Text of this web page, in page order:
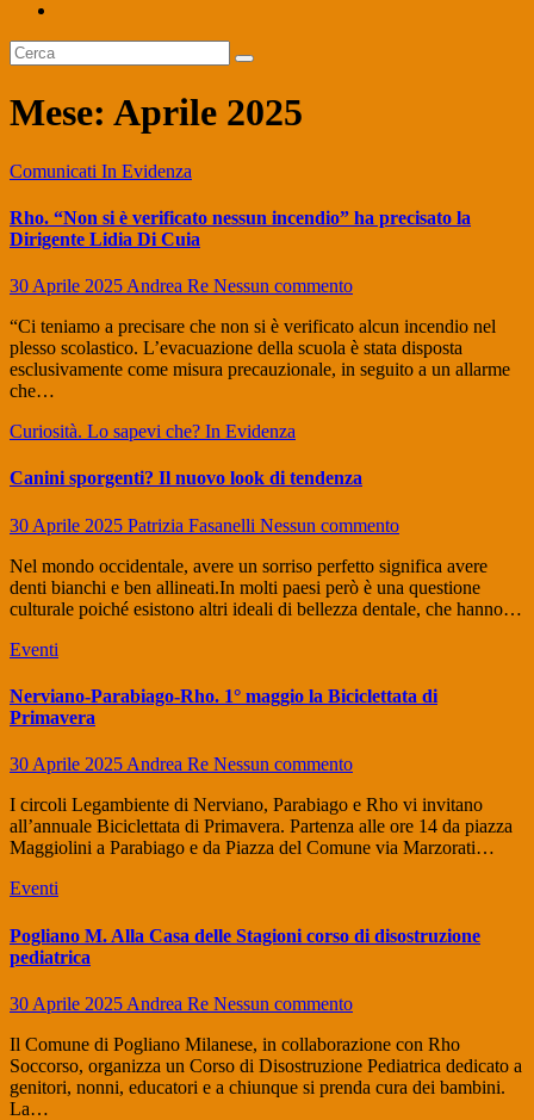
Mese: Aprile 2025
Comunicati In Evidenza
Rho. “Non si è verificato nessun incendio” ha precisato la
Dirigente Lidia Di Cuia
30 Aprile 2025 Andrea Re Nessun commento
“Ci teniamo a precisare che non si è verificato alcun incendio nel
plesso scolastico. L’evacuazione della scuola è stata disposta
esclusivamente come misura precauzionale, in seguito a un allarme
che…
Curiosità. Lo sapevi che? In Evidenza
Canini sporgenti? Il nuovo look di tendenza
30 Aprile 2025 Patrizia Fasanelli Nessun commento
Nel mondo occidentale, avere un sorriso perfetto significa avere
denti bianchi e ben allineati.In molti paesi però è una questione
culturale poiché esistono altri ideali di bellezza dentale, che hanno…
Eventi
Nerviano-Parabiago-Rho. 1° maggio la Biciclettata di
Primavera
30 Aprile 2025 Andrea Re Nessun commento
I circoli Legambiente di Nerviano, Parabiago e Rho vi invitano
all’annuale Biciclettata di Primavera. Partenza alle ore 14 da piazza
Maggiolini a Parabiago e da Piazza del Comune via Marzorati…
Eventi
Pogliano M. Alla Casa delle Stagioni corso di disostruzione
pediatrica
30 Aprile 2025 Andrea Re Nessun commento
Il Comune di Pogliano Milanese, in collaborazione con Rho
Soccorso, organizza un Corso di Disostruzione Pediatrica dedicato a
genitori, nonni, educatori e a chiunque si prenda cura dei bambini.
La…